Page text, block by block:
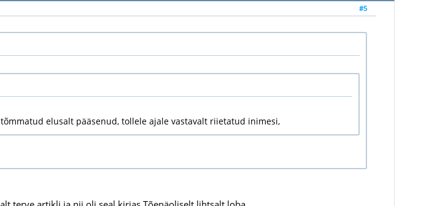
#5
elusalt pääsenud, tollele ajale vastavalt riietatud inimesi,